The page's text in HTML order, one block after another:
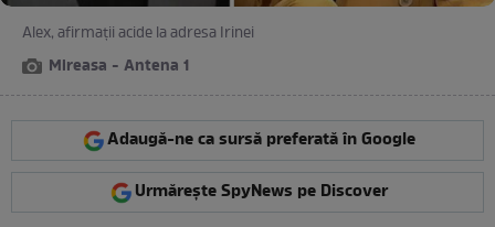
Alex, afirmații acide la adresa Irinei
Mireasa - Antena 1
Adaugă-ne ca sursă preferată în Google
Urmărește SpyNews pe Discover